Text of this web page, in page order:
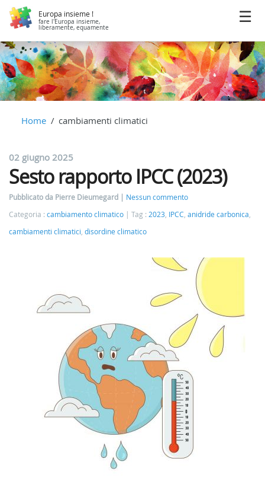
Europa insieme !
fare l'Europa insieme,
liberamente, equamente
Home cambiamenti climatici
02 giugno 2025
Sesto rapporto IPCC (2023)
Pubblicato da Pierre Dieumegard
Nessun commento
Categoria : cambiamento climatico Tag : 2023 IPCC anidride carbonica
cambiamenti climatici disordine climatico